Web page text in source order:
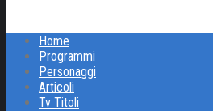
Home
Programmi
Personaggi
Articoli
Tv Titoli